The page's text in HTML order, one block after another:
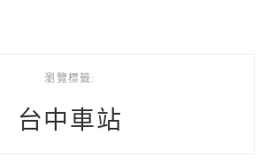
瀏覽標籤:
台中車站